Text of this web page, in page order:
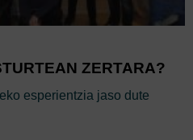
ZERTARA?
esperientzia jaso dute